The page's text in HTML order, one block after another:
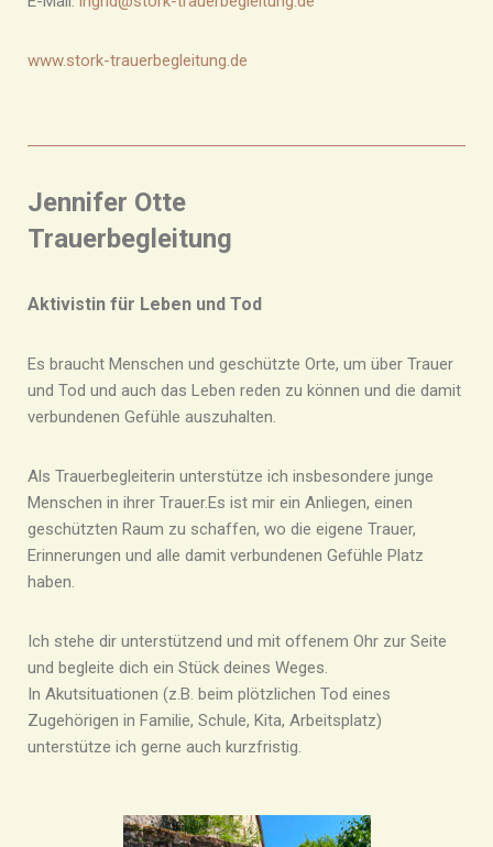
www.stork-trauerbegleitung.de
Jennifer Otte
Trauerbegleitung
Aktivistin für Leben und Tod
Es braucht Menschen und geschützte Orte, um über Trauer
und Tod und auch das Leben reden zu können und die damit
verbundenen Gefühle auszuhalten.
Als Trauerbegleiterin unterstütze ich insbesondere junge
Menschen in ihrer Trauer.Es ist mir ein Anliegen, einen
geschützten Raum zu schaffen, wo die eigene Trauer,
Erinnerungen und alle damit verbundenen Gefühle Platz
haben.
Ich stehe dir unterstützend und mit offenem Ohr zur Seite
und begleite dich ein Stück deines Weges.
In Akutsituationen (z.B. beim plötzlichen Tod eines
Zugehörigen in Familie, Schule, Kita, Arbeitsplatz)
unterstütze ich gerne auch kurzfristig.